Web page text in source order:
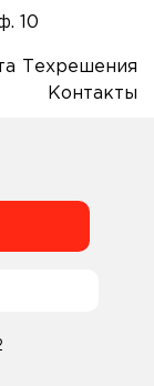
10
Техрешения
Контакты